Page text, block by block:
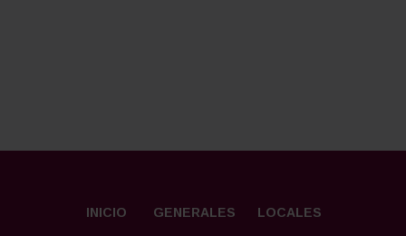
INICIO GENERALES LOCALES